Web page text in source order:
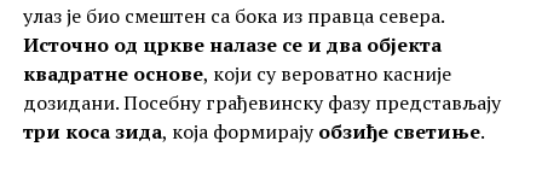
улаз је био смештен са бока из правца севера.
Источно од цркве налазе се и два објекта
квадратне основе, који су вероватно касније
дозидани. Посебну грађевинску фазу представљају
три коса зида, која формирајуобзиђе светиње.